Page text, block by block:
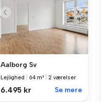
Aalborg Sv
Lejlighed 64 m² 2 værelser
6.495 kr Se mere